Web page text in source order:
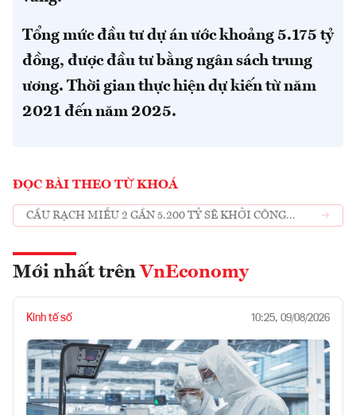
Tổng mức đầu tư dự án ước khoảng 5.175 tỷ
đồng, được đầu tư bằng ngân sách trung
ương. Thời gian thực hiện dự kiến từ năm
2021 đến năm 2025.
ĐỌC BÀI THEO TỪ KHOÁ
CẦU RẠCH MIỄU 2 GẦN 5.200 TỶ SẼ KHỞI CÔNG
Mới nhất trên VnEconomy
Kinh tế số 10:25, 09/08/2026